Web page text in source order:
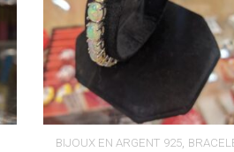
BIJOUX EN ARGENT 925,